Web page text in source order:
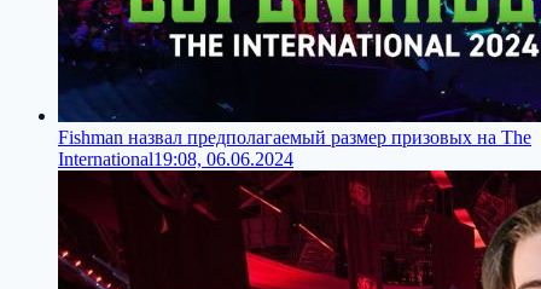
Fishman назвал предполагаемый размер призовых на The
International19:08, 06.06.2024